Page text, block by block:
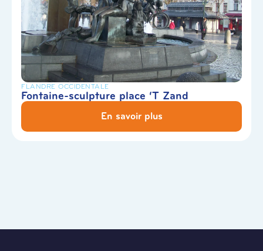
FLANDRE OCCIDENTALE
Fontaine-sculpture place ‘T Zand
En savoir plus